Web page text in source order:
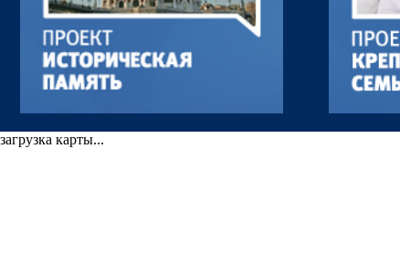
загрузка карты...